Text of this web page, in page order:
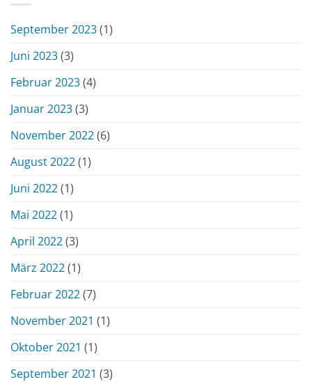
September 2023(1)
Juni 2023(3)
Februar 2023(4)
Januar 2023(3)
November 2022(6)
August 2022(1)
Juni 2022(1)
Mai 2022(1)
April 2022(3)
März 2022(1)
Februar 2022(7)
November 2021 (1)
Oktober 2021 (1)
September 2021 (3)